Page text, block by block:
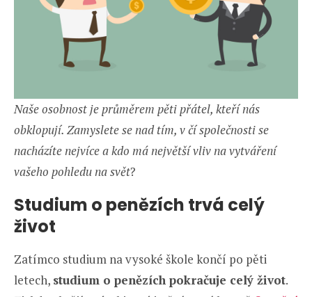
Naše osobnost je průměrem pěti přátel, kteří nás
obklopují. Zamyslete se nad tím, v čí společnosti se
nacházíte nejvíce a kdo má největší vliv na vytváření
vašeho pohledu na svět?
Studium o penězích trvá celý
život
Zatímco studium na vysoké škole končí po pěti
letech, studium o penězích pokračuje celý život.